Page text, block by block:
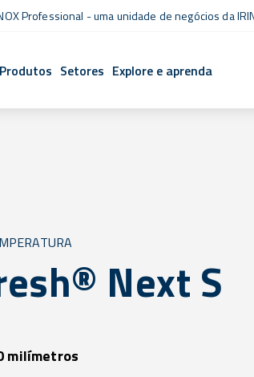
Professional - uma unidade de negócios da
Produtos Setores Explore e aprenda
Next S
milímetros